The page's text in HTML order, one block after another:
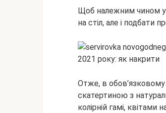
Щоб належним чином
на стіл, але і подбати
Отже, в
скатертиною з
колірній гамі, квітами